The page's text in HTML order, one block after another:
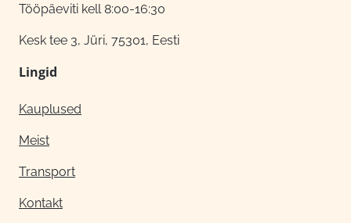
Tööpäeviti kell 8:00-16:30
Kesk tee 3, Jüri, 75301, Eesti
Lingid
Kauplused
Meist
Transport
Kontakt